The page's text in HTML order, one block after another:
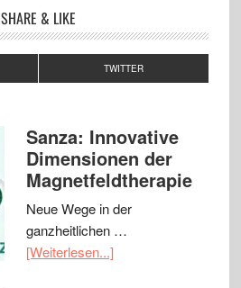
SHARE & LIKE
TWITTER
Sanza: Innovative
Dimensionen der
Magnetfeldtherapie
Neue Wege in der
ganzheitlichen …
[Weiterlesen...]